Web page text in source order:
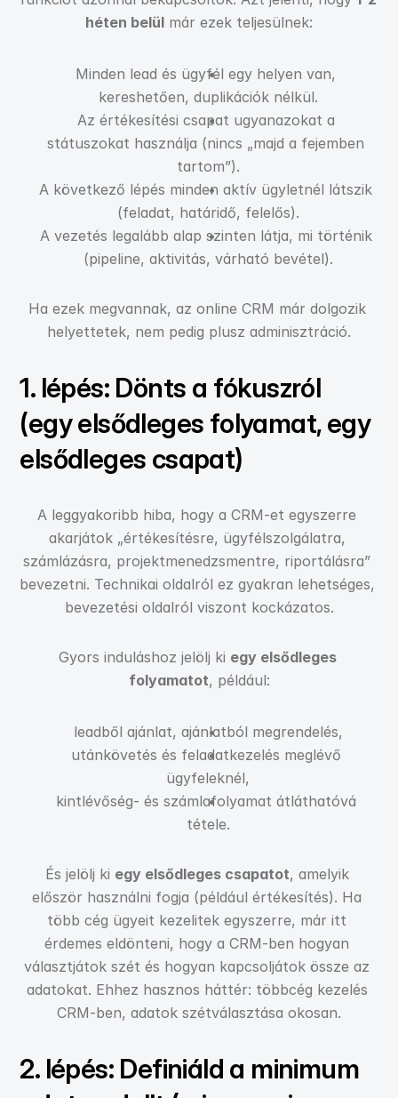
héten belül már ezek teljesülnek:
Minden lead és ügyfél egy helyen van,
kereshetően, duplikációk nélkül.
Az értékesítési csapat ugyanazokat a
státuszokat használja (nincs „majd a fejemben
tartom”).
A következő lépés minden aktív ügyletnél látszik
(feladat, határidő, felelős).
A vezetés legalább alap szinten látja, mi történik
(pipeline, aktivitás, várható bevétel).
Ha ezek megvannak, az online CRM már dolgozik
helyettetek, nem pedig plusz adminisztráció.
1. lépés: Dönts a fókuszról
(egy elsődleges folyamat, egy
elsődleges csapat)
A leggyakoribb hiba, hogy a CRM-et egyszerre
akarjátok „értékesítésre, ügyfélszolgálatra,
számlázásra, projektmenedzsmentre, riportálásra”
bevezetni. Technikai oldalról ez gyakran lehetséges,
bevezetési oldalról viszont kockázatos.
Gyors induláshoz jelölj ki egy elsődleges
folyamatot, például:
leadből ajánlat, ajánlatból megrendelés,
utánkövetés és feladatkezelés meglévő
ügyfeleknél,
kintlévőség- és számlafolyamat átláthatóvá
tétele.
És jelölj ki egy elsődleges csapatot, amelyik
először használni fogja (például értékesítés). Ha
több cég ügyeit kezelitek egyszerre, már itt
érdemes eldönteni, hogy a CRM-ben hogyan
választjátok szét és hogyan kapcsoljátok össze az
adatokat. Ehhez hasznos háttér: többcég kezelés
CRM-ben, adatok szétválasztása okosan.
2. lépés: Definiáld a minimum